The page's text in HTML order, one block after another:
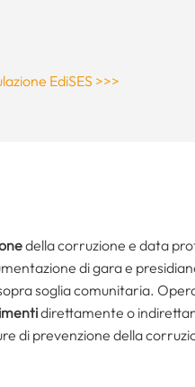
EdiSES >>>
della corruzione e data
di gara e
soglia comunitaria.
direttamente o
di prevenzione della